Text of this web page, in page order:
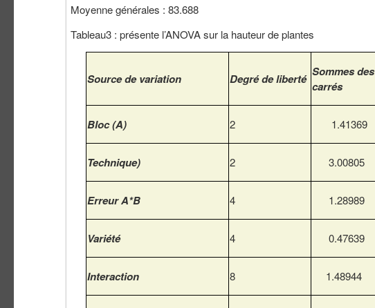
Moyenne générales : 83.688
Tableau3 : présente l’ANOVA sur la hauteur de plantes
Source de variation Degré de liberté Sommes des
carrés
Bloc (A) 2 1.41369
Technique) 2 3.00805
Erreur A*B 4 1.28989
Variété 4 0.47639
Interaction 8 1.48944